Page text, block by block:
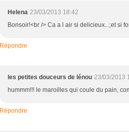
Helena 23/03/2013 18:42
Bonsoir!<br /> Ca a l air si delicieux...;et si
Répondre
les petites douceurs de lénou 23/03/2013
hummm!!! le maroilles qui coule du pain,
Répondre